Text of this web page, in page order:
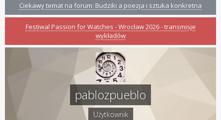
Ciekawy temat na forum: Budziki a poezja i sztuka konkretna
Festiwal Passion for Watches - Wrocław 2026 - transmisje
wykładów
pablozpueblo
Użytkownik